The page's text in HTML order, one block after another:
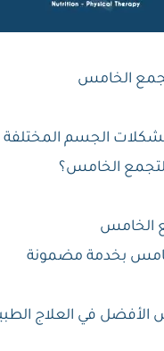
الخامس
الجسم المختلفة
الخامس؟
الخامس
بخدمة مضمونة